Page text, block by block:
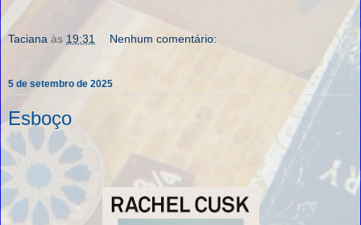
Taciana às 19:31 Nenhum comentário:
5 de setembro de 2025
Esboço